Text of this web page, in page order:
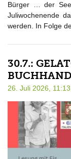
Bürger … der
Juliwochenende
werden. In Folge
30.7.:
26. Juli 2026,